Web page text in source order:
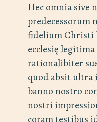
Hec omnia sive
predecessorum
fidelium Christi
ecclesię
rationalibiter
quod absit
banno nostro
nostri